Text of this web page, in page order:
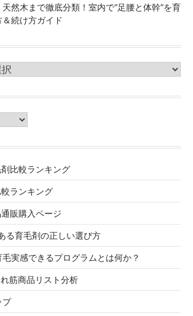
然木まで徹底分類！室内で“足腰と体幹”を育
続け方ガイド
比較ランキング
ランキング
販購入ページ
る育毛剤の正しい選び方
毛実感できるプログラムとは何か？
筋商品リスト分析
プ